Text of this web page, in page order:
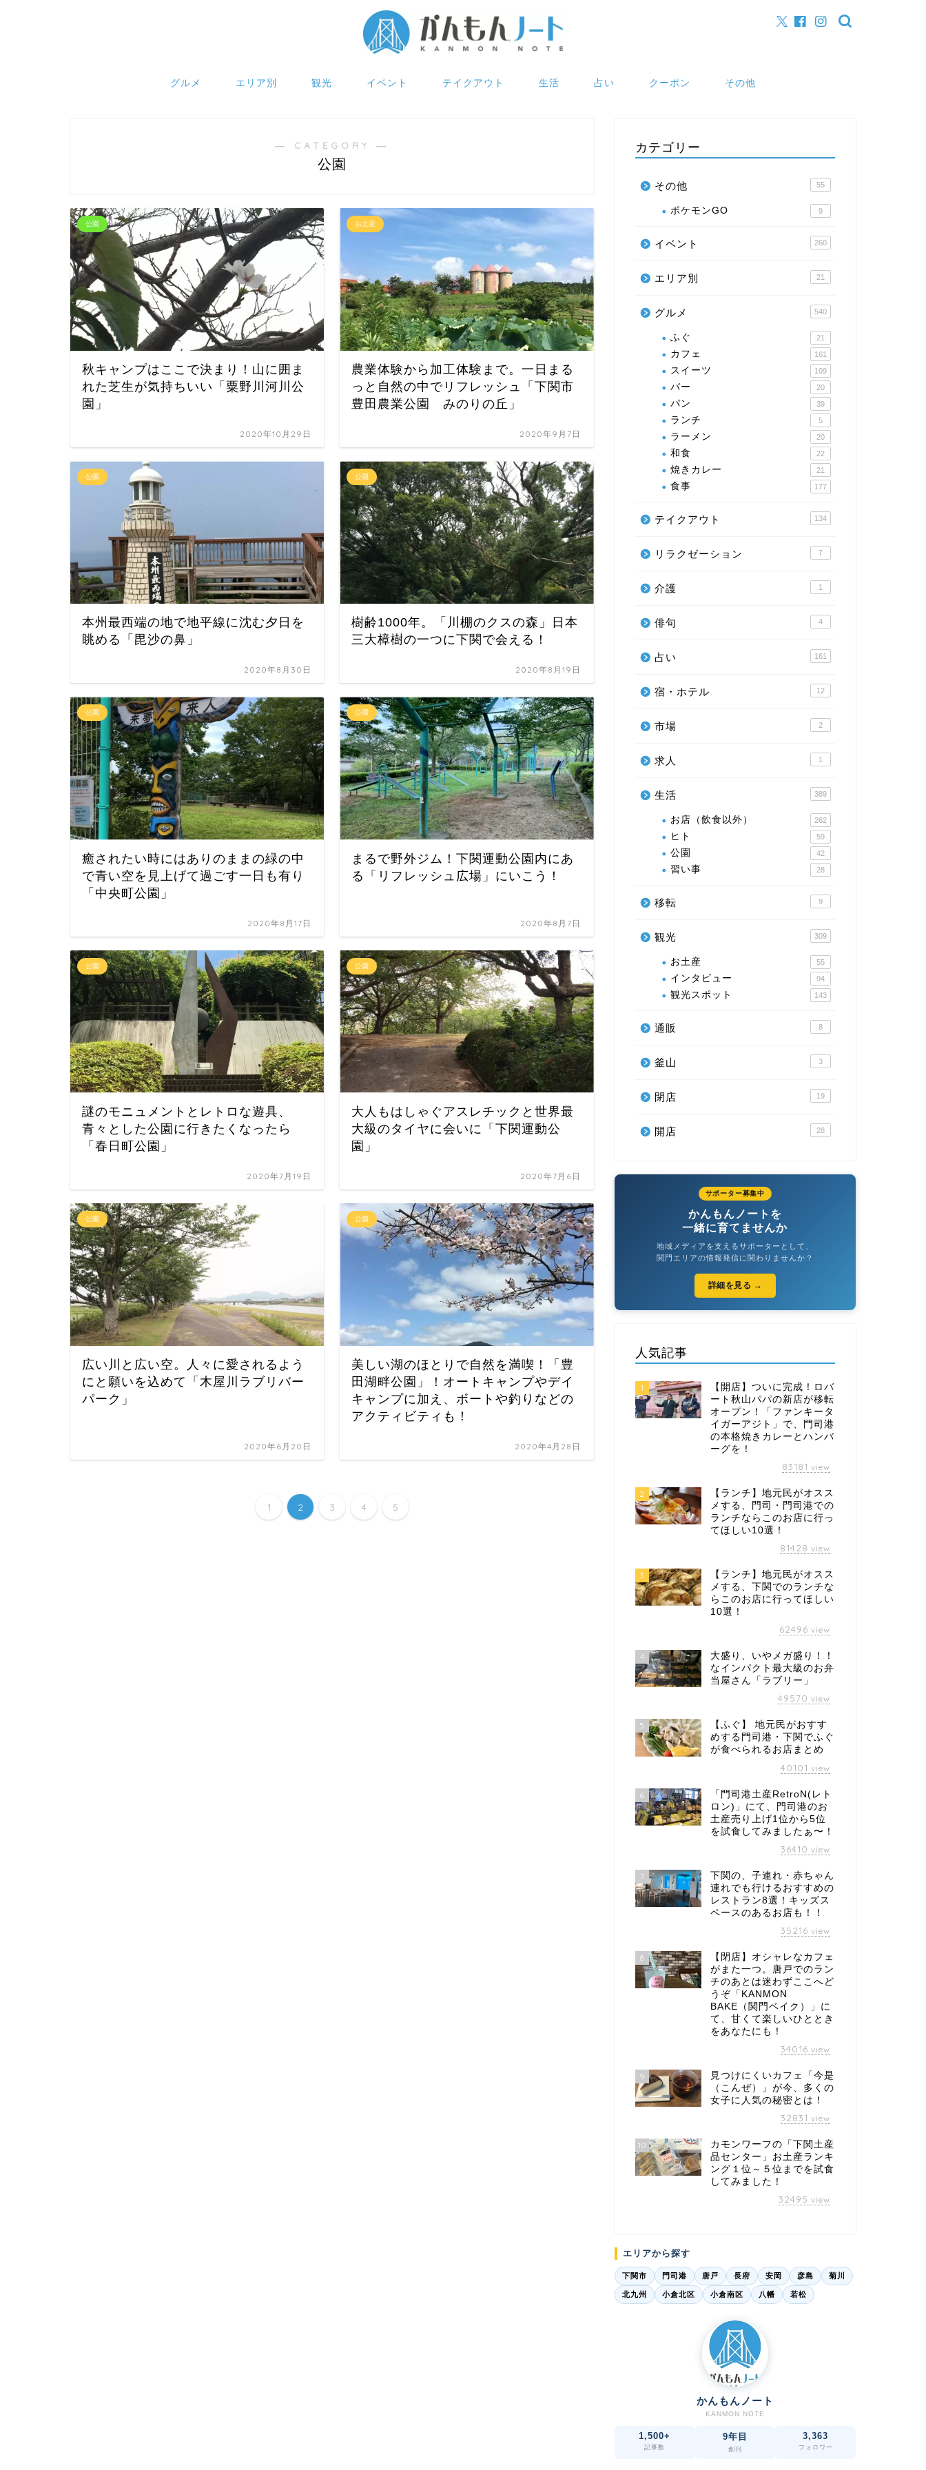
グルメ エリア別 観光 イベント テイクアウト 生活 占い クーポン その他
― CATEGORY ―
公園
公園
秋キャンプはここで決まり！山に囲ま
れた芝生が気持ちいい「粟野川河川公
園」
2020年10月29日
お土産
農業体験から加工体験まで。一日まる
っと自然の中でリフレッシュ「下関市
豊田農業公園 みのりの丘」
2020年9月7日
公園
本州最西端の地で地平線に沈む夕日を
眺める「毘沙の鼻」
2020年8月30日
公園
樹齢1000年。「川棚のクスの森」日本
三大樟樹の一つに下関で会える！
2020年8月19日
公園
癒されたい時にはありのままの緑の中
で青い空を見上げて過ごす一日も有り
「中央町公園」
2020年8月17日
公園
まるで野外ジム！下関運動公園内にあ
る「リフレッシュ広場」にいこう！
2020年8月7日
公園
謎のモニュメントとレトロな遊具、
青々とした公園に行きたくなったら
「春日町公園」
2020年7月19日
公園
大人もはしゃぐアスレチックと世界最
大級のタイヤに会いに「下関運動公
園」
2020年7月6日
公園
広い川と広い空。人々に愛されるよう
にと願いを込めて「木屋川ラブリバー
パーク」
2020年6月20日
公園
美しい湖のほとりで自然を満喫！「豊
田湖畔公園」！オートキャンプやデイ
キャンプに加え、ボートや釣りなどの
アクティビティも！
2020年4月28日
1 2 3 4 5
カテゴリー
その他 55
ポケモンGO 9
イベント 260
エリア別 21
グルメ 540
ふぐ 21
カフェ 161
スイーツ 109
バー 20
パン 39
ランチ 5
ラーメン 20
和食 22
焼きカレー 21
食事 177
テイクアウト 134
リラクゼーション 7
介護 1
俳句 4
占い 161
宿・ホテル 12
市場 2
求人 1
生活 389
お店（飲食以外） 262
ヒト 59
公園 42
習い事 28
移転 9
観光 309
お土産 55
インタビュー 94
観光スポット 143
通販 8
釜山 3
閉店 19
開店 28
サポーター募集中
かんもんノートを
一緒に育てませんか
地域メディアを支えるサポーターとして、
関門エリアの情報発信に関わりませんか？
詳細を見る →
人気記事
1
【開店】ついに完成！ロバ
ート秋山パパの新店が移転
オープン！「ファンキータ
イガーアジト」で、門司港
の本格焼きカレーとハンバ
ーグを！
83181 view
2
【ランチ】地元民がオスス
メする、門司・門司港での
ランチならこのお店に行っ
てほしい10選！
81428 view
3
【ランチ】地元民がオスス
メする、下関でのランチな
らこのお店に行ってほしい
10選！
62496 view
4
大盛り、いやメガ盛り！！
なインパクト最大級のお弁
当屋さん「ラブリー」
49570 view
5
【ふぐ】 地元民がおすす
めする門司港・下関でふぐ
が食べられるお店まとめ
40101 view
6
「門司港土産RetroN(レト
ロン)」にて、門司港のお
土産売り上げ1位から5位
を試食してみましたぁ〜！
36410 view
7
下関の、子連れ・赤ちゃん
連れでも行けるおすすめの
レストラン8選！キッズス
ペースのあるお店も！！
35216 view
8
【閉店】オシャレなカフェ
がまた一つ。唐戸でのラン
チのあとは迷わずここへど
うぞ「KANMON
BAKE（関門ベイク）」に
て、甘くて楽しいひととき
をあなたにも！
34016 view
9
見つけにくいカフェ「今是
（こんぜ）」が今、多くの
女子に人気の秘密とは！
32831 view
10
カモンワーフの「下関土産
品センター」お土産ランキ
ング１位～５位までを試食
してみました！
32495 view
エリアから探す
下関市 門司港 唐戸 長府 安岡 彦島 菊川
北九州 小倉北区 小倉南区 八幡 若松
かんもんノート
KANMON NOTE
1,500+
記事数
9年目
創刊
3,363
フォロワー